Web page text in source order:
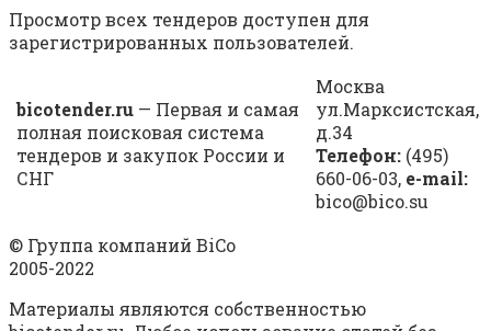
Просмотр всех тендеров доступен для
зарегистрированных пользователей.
bicotender.ru — Первая и самая
полная поисковая система
тендеров и закупок России и
СНГ
Москва
ул.Марксистская,
д.34
Телефон: (495)
660-06-03, e-mail:
bico@bico.su
© Группа компаний BiCo
2005-2022
Материалы являются собственностью